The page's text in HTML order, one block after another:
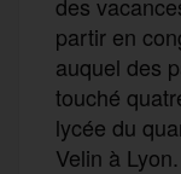
partir en
auquel des
touché
lycée du
Velin à Lyon.